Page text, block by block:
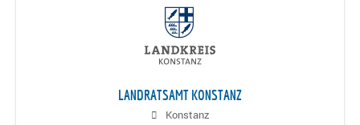
LANDRATSAMT KONSTANZ
Konstanz